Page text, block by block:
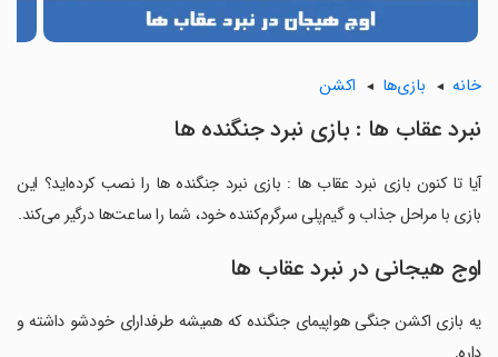
خانه بازی‌ها اکشن
نبرد عقاب ها : بازی نبرد جنگنده ها
آیا تا کنون بازی نبرد عقاب ها : بازی نبرد جنگنده ها را نصب کرده‌اید؟ این
بازی با مراحل جذاب و گیم‌پلی سرگرم‌کننده خود، شما را ساعت‌ها درگیر می‌کند.
اوج هیجانی در نبرد عقاب ها
یه بازی اکشن جنگی هواپیمای جنگنده که همیشه طرفدارای خودشو داشته و